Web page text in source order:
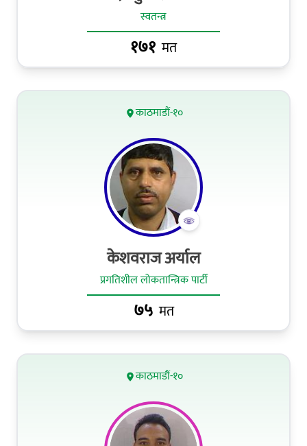
स्वतन्त्र
१७१ मत
काठमाडौं-१०
केशवराज अर्याल
प्रगतिशील लोकतान्त्रिक पार्टी
७५ मत
काठमाडौं-१०